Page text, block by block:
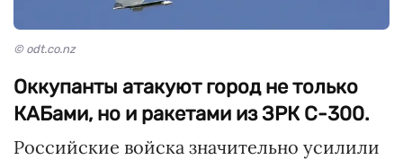
© odt.co.nz
Оккупанты атакуют город не только
КАБами, но и ракетами из ЗРК С-300.
Российские войска значительно усилили